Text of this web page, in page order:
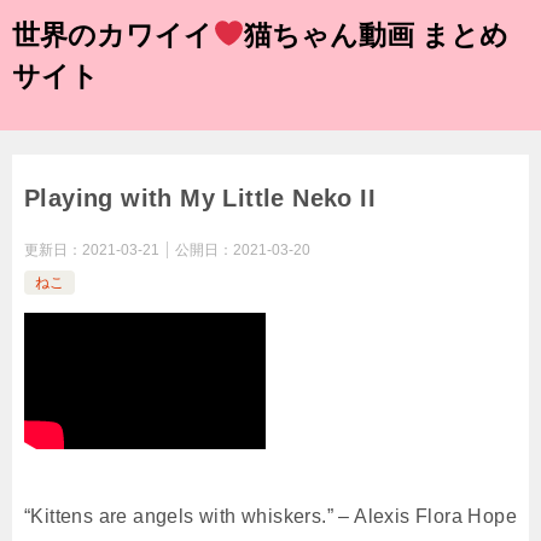
世界のカワイイ
猫ちゃん動画 まとめ
サイト
Playing with My Little Neko II
更新日： 2021-03-21 公開日： 2021-03-20
ねこ
“Kittens are angels with whiskers.” – Alexis Flora Hope